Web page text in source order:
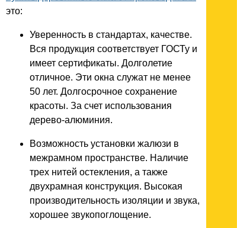
это:
Уверенность в стандартах, качестве.
Вся продукция соответствует ГОСТу и
имеет сертификаты. Долголетие
отличное. Эти окна служат не менее
50 лет. Долгосрочное сохранение
красоты. За счет использования
дерево-алюминия.
Возможность установки жалюзи в
межрамном пространстве. Наличие
трех нитей остекления, а также
двухрамная конструкция. Высокая
производительность изоляции и звука,
хорошее звукопоглощение.